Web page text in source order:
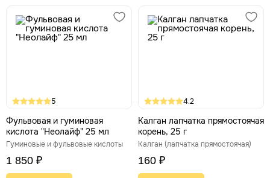
5
Фульвовая и гуминовая
кислота "Неолайф" 25 мл
Гуминовые и фульвовые кислоты
1 850 ₽
4.2
Калган лапчатка прямостоячая
корень, 25 г
Калган (лапчатка прямостоячая)
160 ₽